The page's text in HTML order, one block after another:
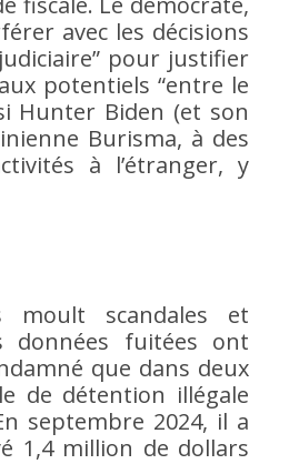
avec les décisions
pour justifier
potentiels “entre le
Hunter Biden (et son
Burisma, à des
à l’étranger, y
moult scandales et
données fuitées ont
que dans deux
de détention illégale
septembre 2024, il a
1,4 million de dollars